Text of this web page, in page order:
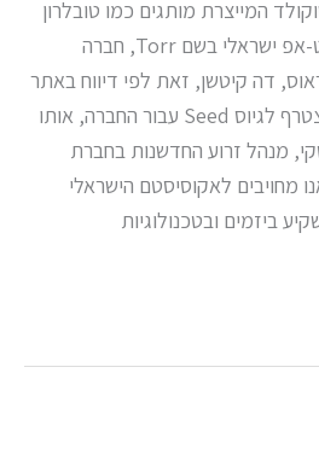
המייצרת מותגים כמו טובלרון
ומילקה, השקיעה בסטארט-אפ ישראלי בשם Torr, חברה
דה קיטשן, זאת לפי דיווח באתר
גלובס. בנוסף, מונדליז תצטרף לגיוס Seed עבור החברה, אותו
מנהל זרוע החדשנות בחברת
מחויבים לאקוסיסטם הישראלי
ביזמים ובטכנולוגיות